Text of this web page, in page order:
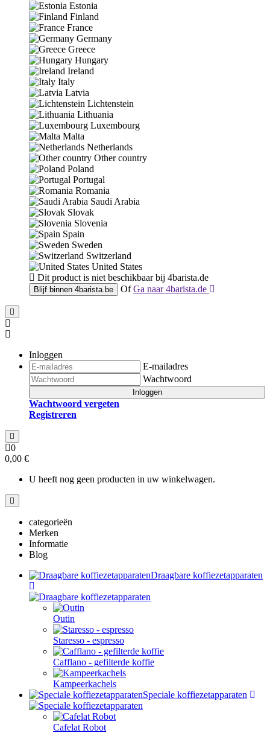
Estonia
Finland
France
Germany
Greece
Hungary
Ireland
Italy
Latvia
Lichtenstein
Lithuania
Luxembourg
Malta
Netherlands
Other country
Poland
Portugal
Romania
Saudi Arabia
Slovak
Slovenia
Spain
Sweden
Switzerland
United States
Dit product is niet beschikbaar bij 4barista.de
Blijf binnen 4barista.be Of Ga naar4barista.de
Inloggen
E-mailadres
Wachtwoord
Inloggen
Wachtwoord vergeten
Registreren
0
0,00 €
U heeft nog geen producten in uw winkelwagen.
categorieën
Merken
Informatie
Blog
Draagbare koffiezetapparaten
Outin
Staresso - espresso
Cafflano - gefilterde koffie
Kampeerkachels
Speciale koffiezetapparaten
Cafelat Robot